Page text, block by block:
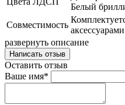
Белый
Совместимость
развернуть описание
Написать отзыв
Оставить отзыв
Ваше имя*